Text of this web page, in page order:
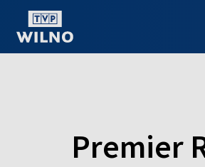
Premier